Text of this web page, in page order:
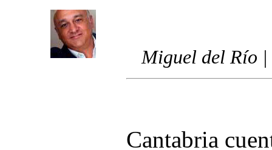
Miguel del Río |
Cantabria